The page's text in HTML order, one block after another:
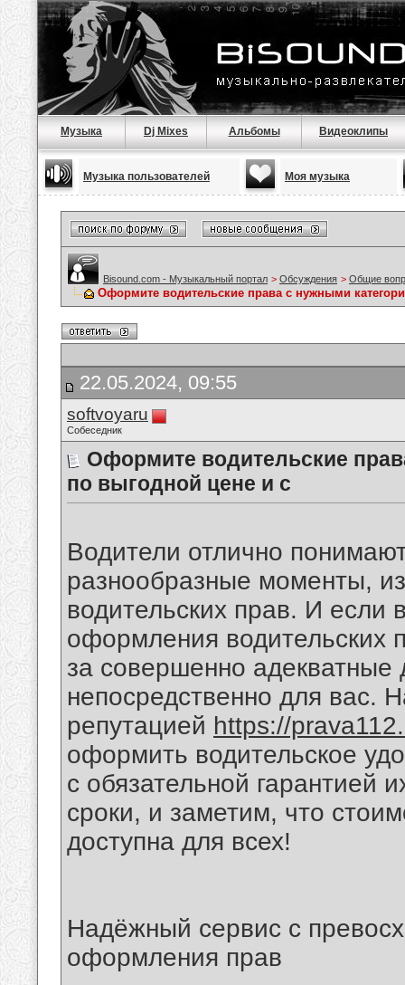
Музыка Dj Mixes Альбомы Видеоклипы
Музыка пользователей Моя музыка
Bisound.com - Музыкальный портал > Обсуждения > Общие
Оформите водительские права с нужными
22.05.2024, 09:55
softvoyaru
Собеседник
Оформите водительские
по выгодной цене и с
Водители отлично
разнообразные моменты,
водительских прав. И
оформления водительских
за совершенно адекватные
непосредственно для вас.
репутацией https://
оформить водительское
с обязательной гарантией
сроки, и заметим, что
доступна для всех!
Надёжный сервис с
оформления прав